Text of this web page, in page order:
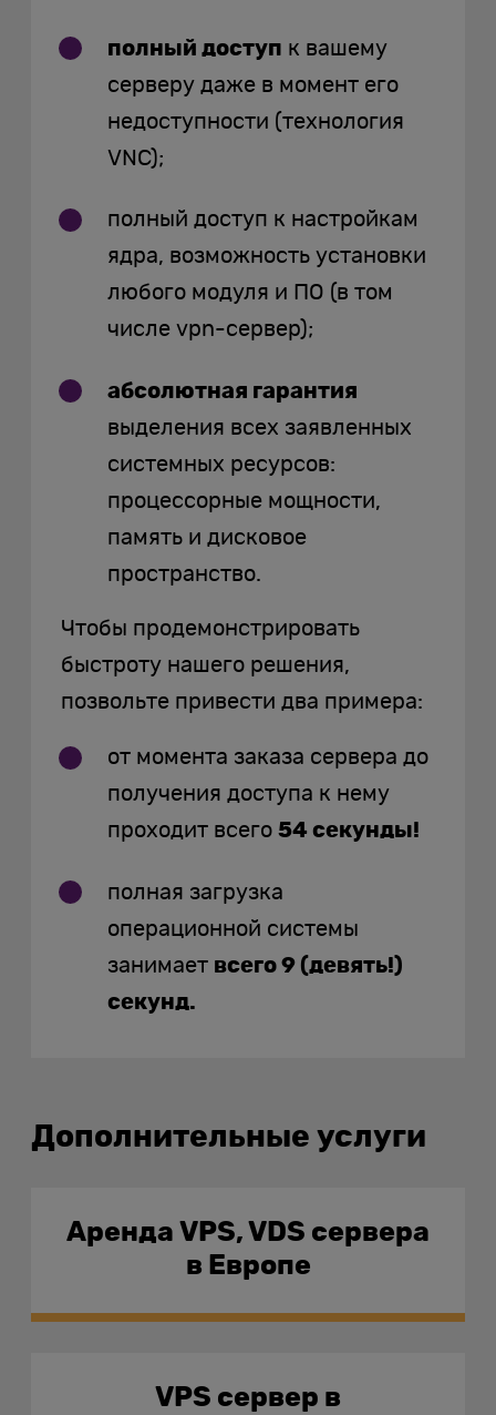
полный доступ к вашему
серверу даже в момент его
недоступности (технология
VNC);
полный доступ к настройкам
ядра, возможность установки
любого модуля и ПО (в том
числе vpn-сервер);
абсолютная гарантия
выделения всех заявленных
системных ресурсов:
процессорные мощности,
память и дисковое
пространство.
Чтобы продемонстрировать
быстроту нашего решения,
позвольте привести два примера:
от момента заказа сервера до
получения доступа к нему
проходит всего 54 секунды!
полная загрузка
операционной системы
занимает всего 9 (девять!)
секунд.
Дополнительные услуги
Аренда VPS, VDS сервера
в Европе
VPS сервер в